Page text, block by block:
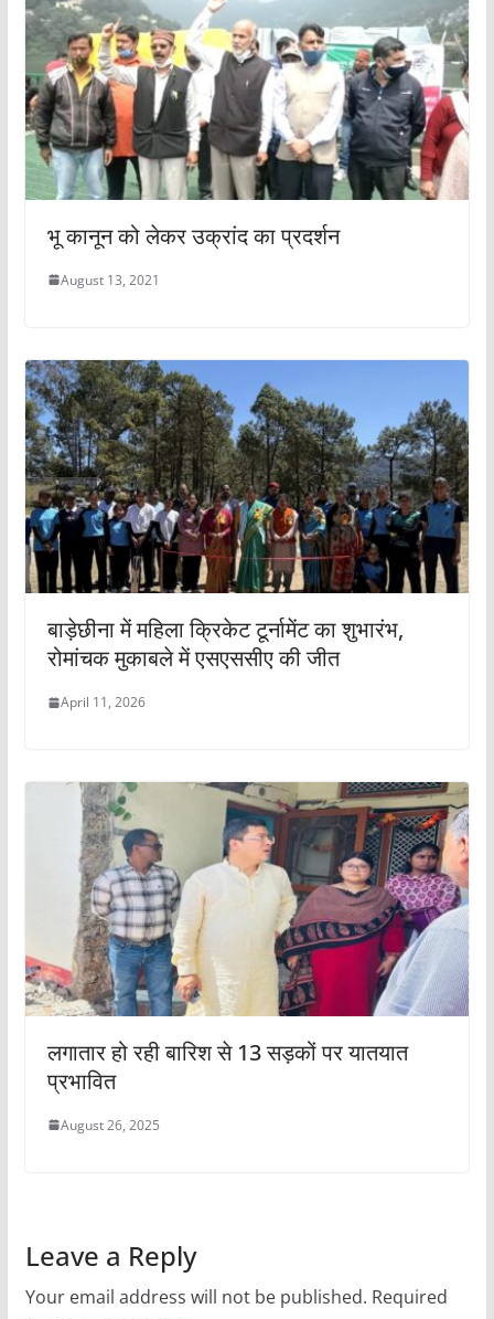
भू कानून को लेकर उक्रांद का प्रदर्शन
August 13, 2021
बाड़ेछीना में महिला क्रिकेट टूर्नामेंट का शुभारंभ,
रोमांचक मुकाबले में एसएससीए की जीत
April 11, 2026
लगातार हो रही बारिश से 13 सड़कों पर यातयात
प्रभावित
August 26, 2025
Leave a Reply
Your email address will not be published. Required